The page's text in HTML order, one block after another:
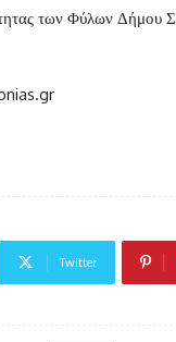
των Φύλων Δήμου
Twitter